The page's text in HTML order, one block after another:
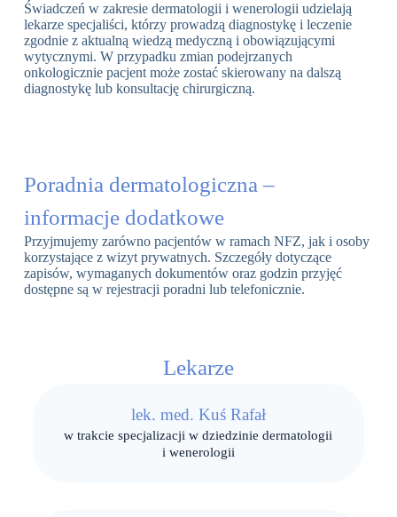
Świadczeń w zakresie dermatologii i wenerologii udzielają
lekarze specjaliści, którzy prowadzą diagnostykę i leczenie
zgodnie z aktualną wiedzą medyczną i obowiązującymi
wytycznymi. W przypadku zmian podejrzanych
onkologicznie pacjent może zostać skierowany na dalszą
diagnostykę lub konsultację chirurgiczną.
Poradnia dermatologiczna –
informacje dodatkowe
Przyjmujemy zarówno pacjentów w ramach NFZ, jak i osoby
korzystające z wizyt prywatnych. Szczegóły dotyczące
zapisów, wymaganych dokumentów oraz godzin przyjęć
dostępne są w rejestracji poradni lub telefonicznie.
Lekarze
lek. med. Kuś Rafał
w trakcie specjalizacji w dziedzinie dermatologii
i wenerologii